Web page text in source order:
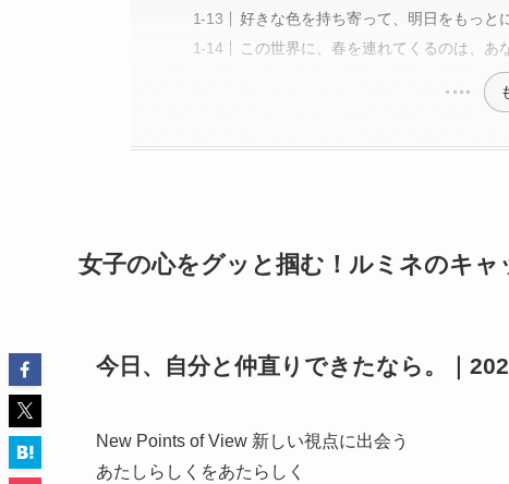
好きな色を持ち寄って、明日をもっと
この世界に、春を連れてくるのは、あ
女子の心をグッと掴む！ルミネのキャ
今日、自分と仲直りできたなら。｜
New Points of View 新しい視点に出会う
あたしらしくをあたらしく